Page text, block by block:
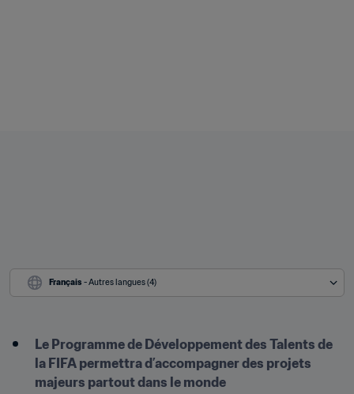
Français - Autres langues (4)
Le Programme de Développement des Talents de
la FIFA permettra d’accompagner des projets
majeurs partout dans le monde